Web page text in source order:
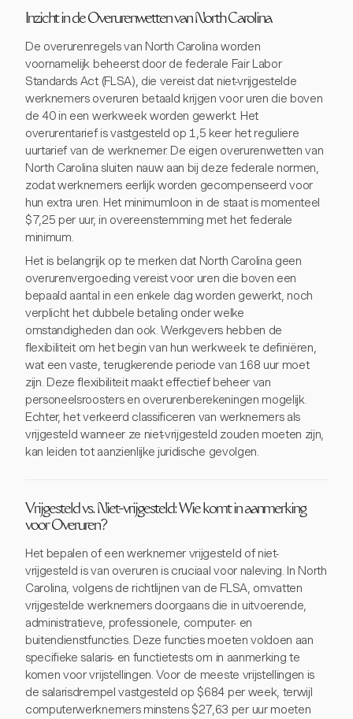
Inzicht in de Overurenwetten van North Carolina
De overurenregels van North Carolina worden
voornamelijk beheerst door de federale Fair Labor
Standards Act (FLSA), die vereist dat niet-vrijgestelde
werknemers overuren betaald krijgen voor uren die boven
de 40 in een werkweek worden gewerkt. Het
overurentarief is vastgesteld op 1,5 keer het reguliere
uurtarief van de werknemer. De eigen overurenwetten van
North Carolina sluiten nauw aan bij deze federale normen,
zodat werknemers eerlijk worden gecompenseerd voor
hun extra uren. Het minimumloon in de staat is momenteel
$7,25 per uur, in overeenstemming met het federale
minimum.
Het is belangrijk op te merken dat North Carolina geen
overurenvergoeding vereist voor uren die boven een
bepaald aantal in een enkele dag worden gewerkt, noch
verplicht het dubbele betaling onder welke
omstandigheden dan ook. Werkgevers hebben de
flexibiliteit om het begin van hun werkweek te definiëren,
wat een vaste, terugkerende periode van 168 uur moet
zijn. Deze flexibiliteit maakt effectief beheer van
personeelsroosters en overurenberekeningen mogelijk.
Echter, het verkeerd classificeren van werknemers als
vrijgesteld wanneer ze niet-vrijgesteld zouden moeten zijn,
kan leiden tot aanzienlijke juridische gevolgen.
Vrijgesteld vs. Niet-vrijgesteld: Wie komt in aanmerking
voor Overuren?
Het bepalen of een werknemer vrijgesteld of niet-
vrijgesteld is van overuren is cruciaal voor naleving. In North
Carolina, volgens de richtlijnen van de FLSA, omvatten
vrijgestelde werknemers doorgaans die in uitvoerende,
administratieve, professionele, computer- en
buitendienstfuncties. Deze functies moeten voldoen aan
specifieke salaris- en functietests om in aanmerking te
komen voor vrijstellingen. Voor de meeste vrijstellingen is
de salarisdrempel vastgesteld op $684 per week, terwijl
computerwerknemers minstens $27,63 per uur moeten